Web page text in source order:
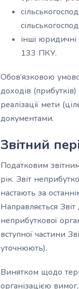
інші юридичні
133 ПКУ.
Обов’язковою
доходів
реалізації мети
документами.
Звітний
Податковим
рік. Звіт
настають за
Направляється
неприбуткової
вступної частини
уточнюють).
Винятком щодо
організацією